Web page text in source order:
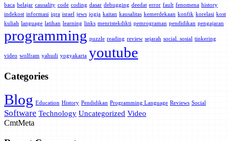
baca belajar causality code coding dasar debugging deedat error fault fenomena history
indekost informasi iqra israel jews jogja kaitan kausalitas kemerdekaan konfik korelasi kost
kuliah language latihan learning links menristekdikti pemrograman pendidikan pengajaran
programming puzzle reading review sejarah social. sosial tinkering
video wolfram yahudi yogyakarta youtube
Categories
Blog Education History Pendidikan Programming Language Reviews Social
Software Technology Uncategorized Video
CmtMeta